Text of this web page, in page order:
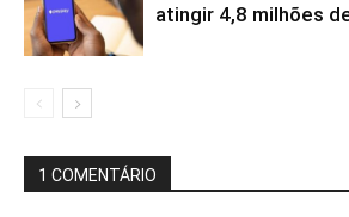
atingir 4,8 milhões
1 COMENTÁRIO